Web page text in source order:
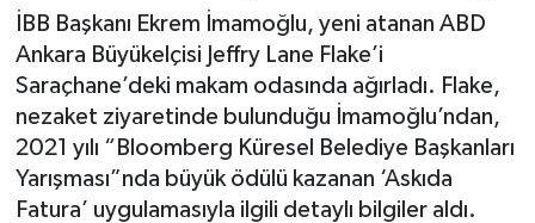
İBB Başkanı Ekrem İmamoğlu, yeni atanan ABD
Ankara Büyükelçisi Jeffry Lane Flake’i
Saraçhane’deki makam odasında ağırladı. Flake,
nezaket ziyaretinde bulunduğu İmamoğlu’ndan,
2021 yılı “Bloomberg Küresel Belediye Başkanları
Yarışması”nda büyük ödülü kazanan ‘Askıda
Fatura’ uygulamasıyla ilgili detaylı bilgiler aldı.